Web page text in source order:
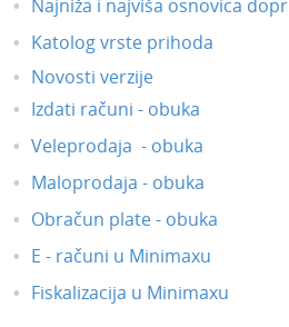
Najniža i najviša osnovica
Katolog vrste prihoda
Novosti verzije
Izdati računi - obuka
Veleprodaja - obuka
Maloprodaja - obuka
Obračun plate - obuka
E - računi u Minimaxu
Fiskalizacija u Minimaxu